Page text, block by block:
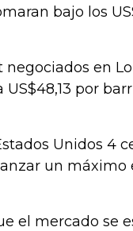
bajo los
en
por
Unidos 4
un máximo
el mercado se